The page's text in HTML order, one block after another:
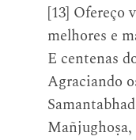
[13] Ofereço
melhores e
E centenas
Agraciando